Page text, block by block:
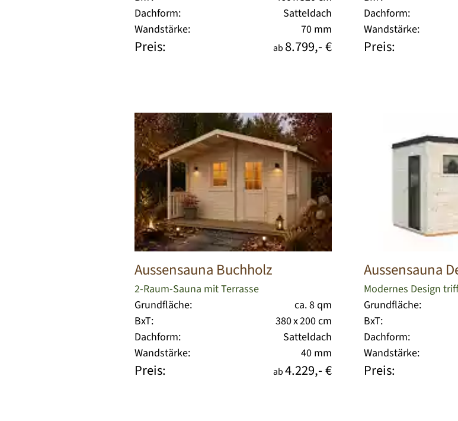
Dachform:
Satteldach
Wandstärke:
70 mm
Preis: ab 8.799,- €
Dachform:
Wandstärke:
Preis:
Aussensauna Buchholz
2-Raum-Sauna mit Terrasse
Grundfläche:
ca. 8 qm
BxT:
380 x 200 cm
Dachform:
Satteldach
Wandstärke:
40 mm
Preis: ab4.229,- €
Aussensauna
Modernes Design
Grundfläche:
BxT:
Dachform:
Wandstärke:
Preis: